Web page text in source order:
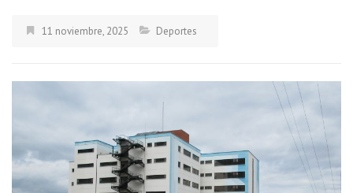
11 noviembre, 2025 Deportes